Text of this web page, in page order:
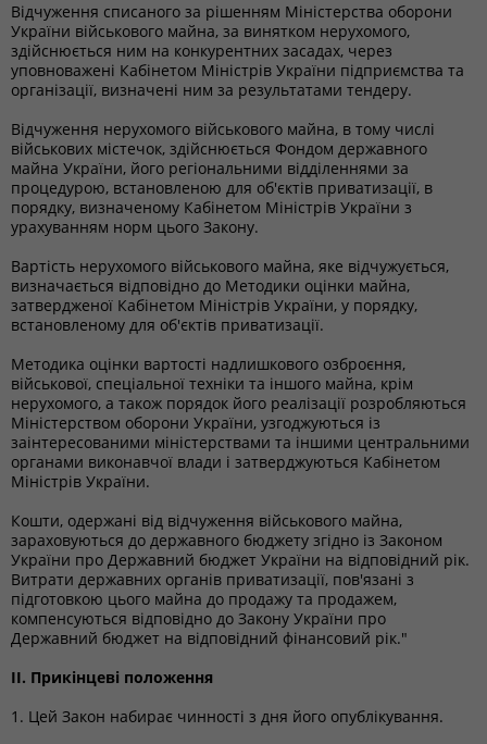
Відчуження списаного за рішенням Міністерства оборони
України військового майна, за винятком нерухомого,
здійснюється ним на конкурентних засадах, через
уповноважені Кабінетом Міністрів України підприємства та
організації, визначені ним за результатами тендеру.
Відчуження нерухомого військового майна, в тому числі
військових містечок, здійснюється Фондом державного
майна України, його регіональними відділеннями за
процедурою, встановленою для об'єктів приватизації, в
порядку, визначеному Кабінетом Міністрів України з
урахуванням норм цього Закону.
Вартість нерухомого військового майна, яке відчужується,
визначається відповідно до Методики оцінки майна,
затвердженої Кабінетом Міністрів України, у порядку,
встановленому для об'єктів приватизації.
Методика оцінки вартості надлишкового озброєння,
військової, спеціальної техніки та іншого майна, крім
нерухомого, а також порядок його реалізації розробляються
Міністерством оборони України, узгоджуються із
заінтересованими міністерствами та іншими центральними
органами виконавчої влади і затверджуються Кабінетом
Міністрів України.
Кошти, одержані від відчуження військового майна,
зараховуються до державного бюджету згідно із Законом
України про Державний бюджет України на відповідний рік.
Витрати державних органів приватизації, пов'язані з
підготовкою цього майна до продажу та продажем,
компенсуються відповідно до Закону України про
Державний бюджет на відповідний фінансовий рік."
II. Прикінцеві положення
1. Цей Закон набирає чинності з дня його опублікування.